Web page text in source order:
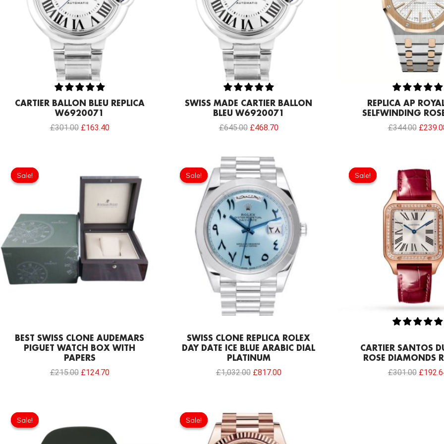
CARTIER BALLON BLEU REPLICA
W6920071
£301.00 £163.40
SWISS MADE CARTIER BALLON
BLEU W6920071
£645.00 £468.70
REPLICA AP
SELFWINDING
£344.00 £
Sale!
Sale!
BEST SWISS CLONE AUDEMARS
PIGUET WATCH BOX WITH
PAPERS
£215.00
was:
£124.70
is:
£124.70.
Sale!
Sale!
SWISS CLONE REPLICA ROLEX
DAY DATE ICE BLUE ARABIC DIAL
PLATINUM
£1,032.00
Original
price
was:
£1,032.00.
£817.00
price
is:
£817.00.
Sale!
Sale!
CARTIER SANTOS
ROSE DIAMONDS
£301.00
price
was:
£301.00.
£
Sale!
Sale!
was:
£430.00.£258.00.
Sale!
Sale!
price
was:
£1,032.00.
is:
£817.00.